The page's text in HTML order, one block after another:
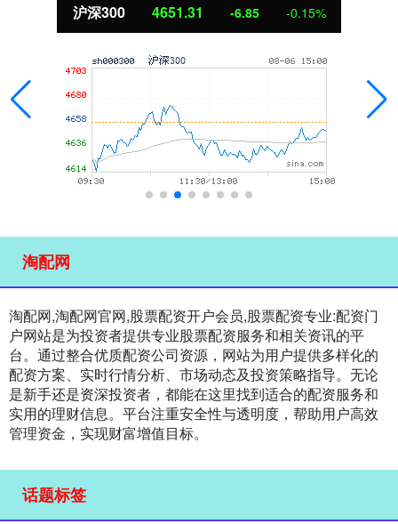
沪深300 4651.31 -6.85 -0.15%
淘配网
淘配网,淘配网官网,股票配资开户会员,股票配资专业:配资门
户网站是为投资者提供专业股票配资服务和相关资讯的平
台。通过整合优质配资公司资源，网站为用户提供多样化的
配资方案、实时行情分析、市场动态及投资策略指导。无论
是新手还是资深投资者，都能在这里找到适合的配资服务和
实用的理财信息。平台注重安全性与透明度，帮助用户高效
管理资金，实现财富增值目标。
话题标签